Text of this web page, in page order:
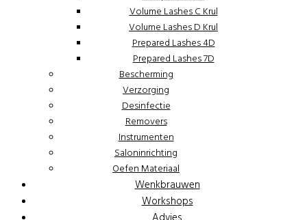
Volume Lashes C Krul
Volume Lashes D Krul
Prepared Lashes 4D
Prepared Lashes 7D
Bescherming
Verzorging
Desinfectie
Removers
Instrumenten
Saloninrichting
Oefen Materiaal
Wenkbrauwen
Workshops